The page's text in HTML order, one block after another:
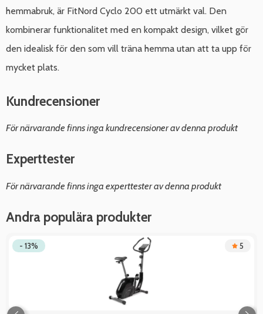
hemmabruk, är FitNord Cyclo 200 ett utmärkt val. Den
kombinerar funktionalitet med en kompakt design, vilket gör
den idealisk för den som vill träna hemma utan att ta upp för
mycket plats.
Kundrecensioner
För närvarande finns inga kundrecensioner av denna produkt
Experttester
För närvarande finns inga experttester av denna produkt
Andra populära produkter
- 13% 5